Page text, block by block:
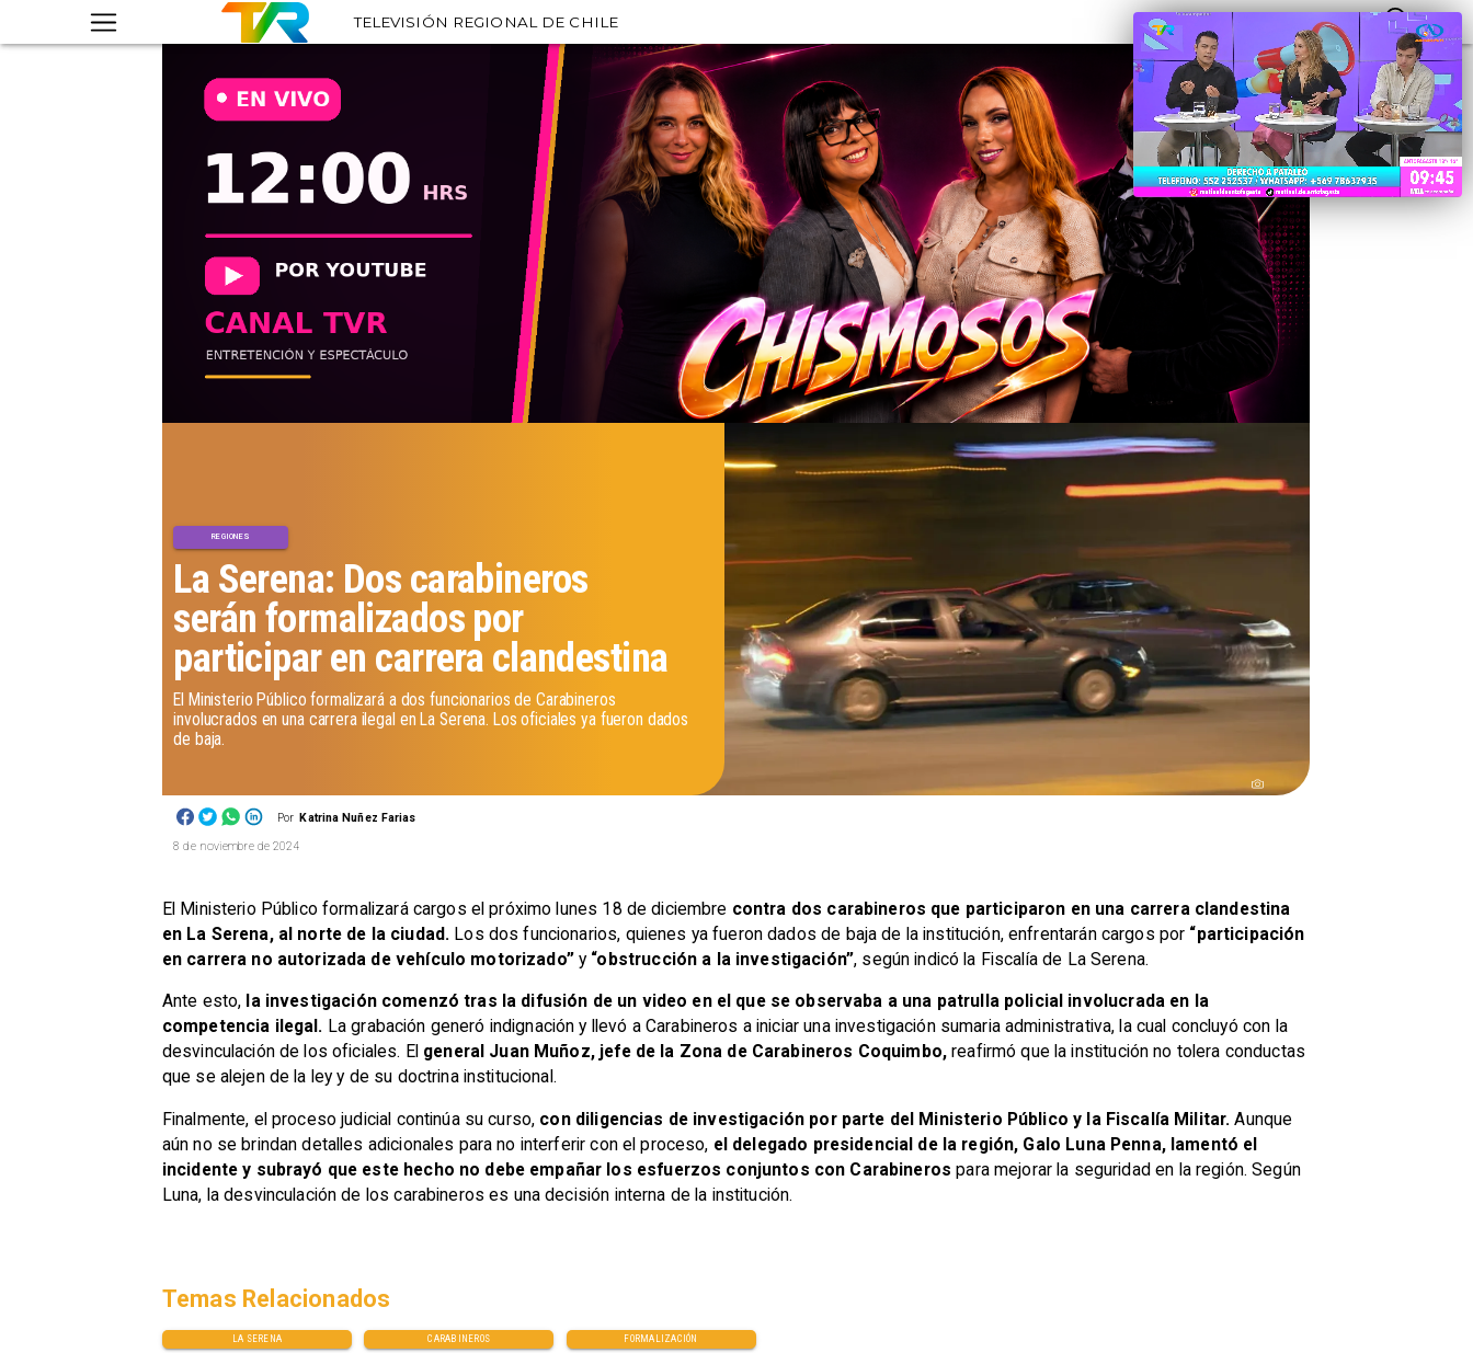
TELEVISIÓN REGIONAL DE CHILE
Por Katrina Nuñez Farias
La Serena: Dos carabineros
serán formalizados por
participar en carrera clandestina
REGIONES
​El Ministerio Público formalizará a dos funcionarios de Carabineros
involucrados en una carrera ilegal en La Serena. Los oficiales ya fueron dados
de baja.
8 de noviembre de 2024
El Ministerio Público formalizará cargos el próximo lunes 18 de diciembre contra dos carabineros que participaron en una carrera clandestina
en La Serena, al norte de la ciudad. Los dos funcionarios, quienes ya fueron dados de baja de la institución, enfrentarán cargos por “participación
en carrera no autorizada de vehículo motorizado”y “obstrucción a la investigación”, según indicó la Fiscalía de La Serena.
Ante esto, la investigación comenzó tras la difusión de un video en el que se observaba a una patrulla policial involucrada en la
competencia ilegal. La grabación generó indignación y llevó a Carabineros a iniciar una investigación sumaria administrativa, la cual concluyó con la
desvinculación de los oficiales. El general Juan Muñoz, jefe de la Zona de Carabineros Coquimbo,reafirmó que la institución no tolera conductas
que se alejen de la ley y de su doctrina institucional.
Finalmente, el proceso judicial continúa su curso, con diligencias de investigación por parte del Ministerio Público y la Fiscalía Militar. Aunque
aún no se brindan detalles adicionales para no interferir con el proceso, el delegado presidencial de la región, Galo Luna Penna, lamentó el
incidente y subrayó que este hecho no debe empañar los esfuerzos conjuntos con Carabinerospara mejorar la seguridad en la región. Según
Luna, la desvinculación de los carabineros es una decisión interna de la institución.
LA SERENA CARABINEROS FORMALIZACIÓN
Temas Relacionados